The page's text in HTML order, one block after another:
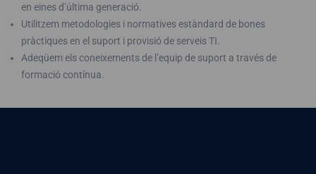
en eines d’última generació.
Utilitzem metodologies i normatives estàndard de bones
pràctiques en el suport i provisió de serveis TI.
Adeqüem els coneixements de l’equip de suport a través de
formació contínua.